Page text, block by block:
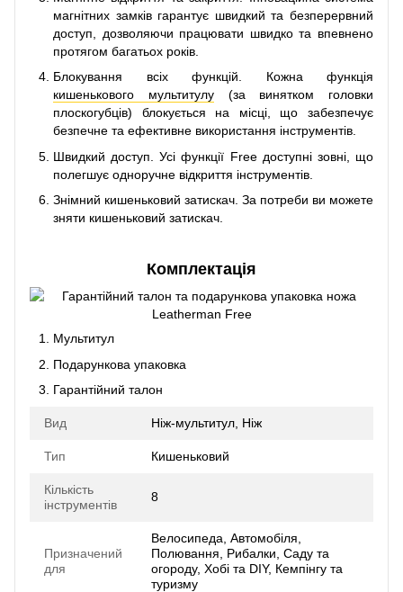
магнітних замків гарантує швидкий та безперервний
доступ, дозволяючи працювати швидко та впевнено
протягом багатьох років.
Блокування всіх функцій. Кожна функція
кишенькового мультитулу(за винятком головки
плоскогубців) блокується на місці, що забезпечує
безпечне та ефективне використання інструментів.
Швидкий доступ. Усі функції Free доступні зовні, що
полегшує одноручне відкриття інструментів.
Знімний кишеньковий затискач. За потреби ви можете
зняти кишеньковий затискач.
Комплектація
Мультитул
Подарункова упаковка
Гарантійний талон
Вид Ніж-мультитул, Ніж
Тип Кишеньковий
Кількість
інструментів
8
Призначений
для
Велосипеда, Автомобіля,
Полювання, Рибалки, Саду та
огороду, Хобі та DIY, Кемпінгу та
туризму